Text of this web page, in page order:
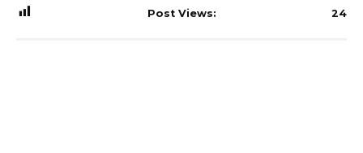
Post Views: 24